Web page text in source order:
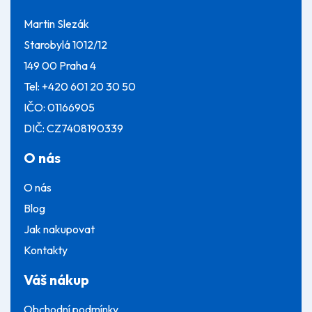
Martin Slezák
Starobylá 1012/12
149 00 Praha 4
Tel: +420 601 20 30 50
IČO: 01166905
DIČ: CZ7408190339
O nás
O nás
Blog
Jak nakupovat
Kontakty
Váš nákup